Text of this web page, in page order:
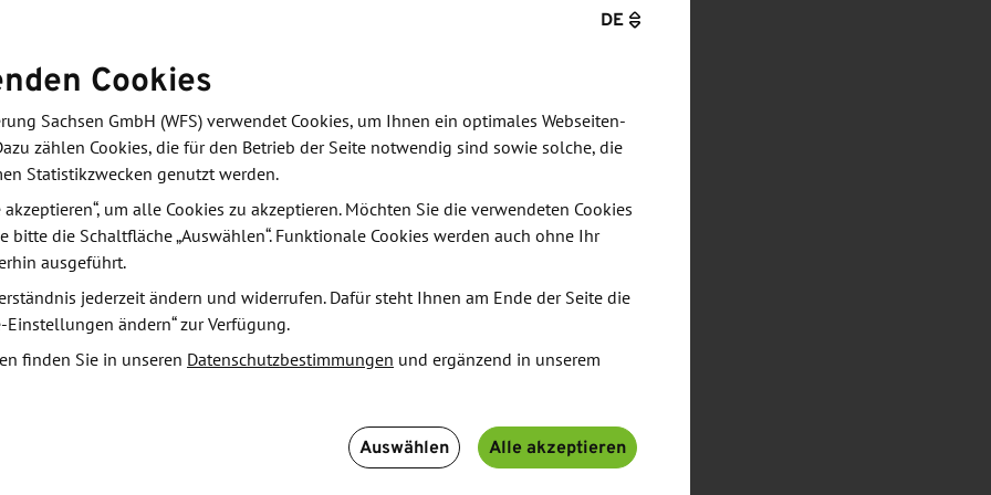
Net Zero Industry Act (2024) regionale Cluster, in
gezielt beschleunigt werden. Die EU hat
der Industrie gesetzt. Ziel ist es, den
und die Klimaneutralität als Leitlinie für die
durch innovative Ansätze zur Reduzierung der
auszeichnen. Diese Regionen sollen als
Wirtschaft fungieren und Vorbildcharakter für
von zentraler Bedeutung, um die Abhängigkeit
der Industrie im globalen
DE
Cookies
Sachsen GmbH (WFS) verwendet Cookies, um Ihnen ein optimales Webseiten-
zählen Cookies, die für den Betrieb der Seite notwendig sind sowie solche, die
Statistikzwecken genutzt werden.
um alle Cookies zu akzeptieren. Möchten Sie die verwendeten Cookies
bitte die Schaltfläche „Auswählen“. Funktionale Cookies werden auch ohne Ihr
ausgeführt.
jederzeit ändern und widerrufen. Dafür steht Ihnen am Ende der Seite die
Einstellungen ändern“ zur Verfügung.
finden Sie in unseren Datenschutzbestimmungen und ergänzend in unserem
Auswählen Alle akzeptieren